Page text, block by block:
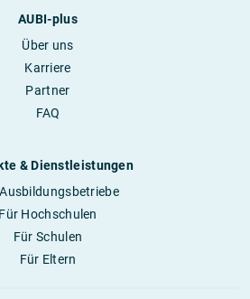
AUBI-plus
Über uns
Karriere
Partner
FAQ
& Dienstleistungen
Für Hochschulen
Für Schulen
Für Eltern